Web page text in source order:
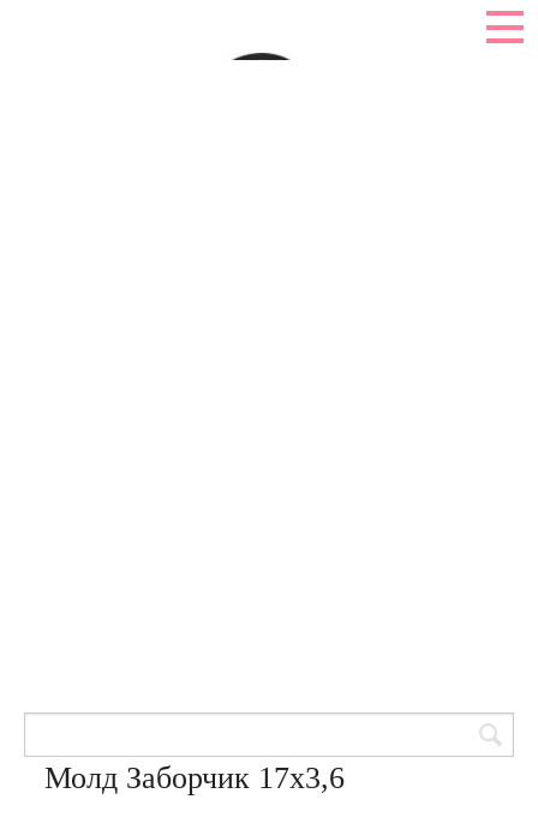
Молд Заборчик 17х3,6